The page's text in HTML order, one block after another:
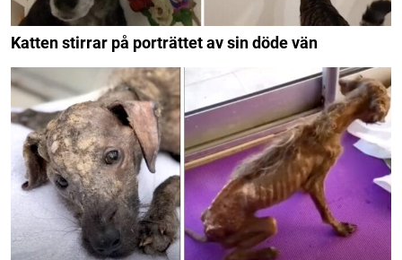
Katten stirrar på porträttet av sin döde vän